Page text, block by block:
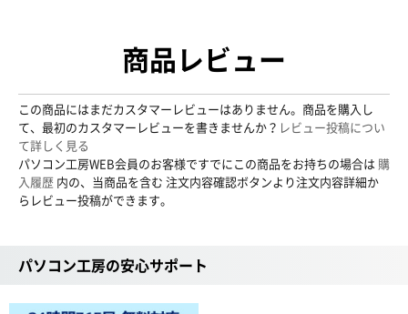
商品レビュー
この商品にはまだカスタマーレビューはありません。商品を購入し
て、最初のカスタマーレビューを書きませんか？ レビュー投稿につい
て詳しく見る
パソコン工房WEB会員のお客様ですでにこの商品をお持ちの場合は 購
入履歴 内の、当商品を含む 注文内容確認ボタンより注文内容詳細か
らレビュー投稿ができます。
パソコン工房の安心サポート